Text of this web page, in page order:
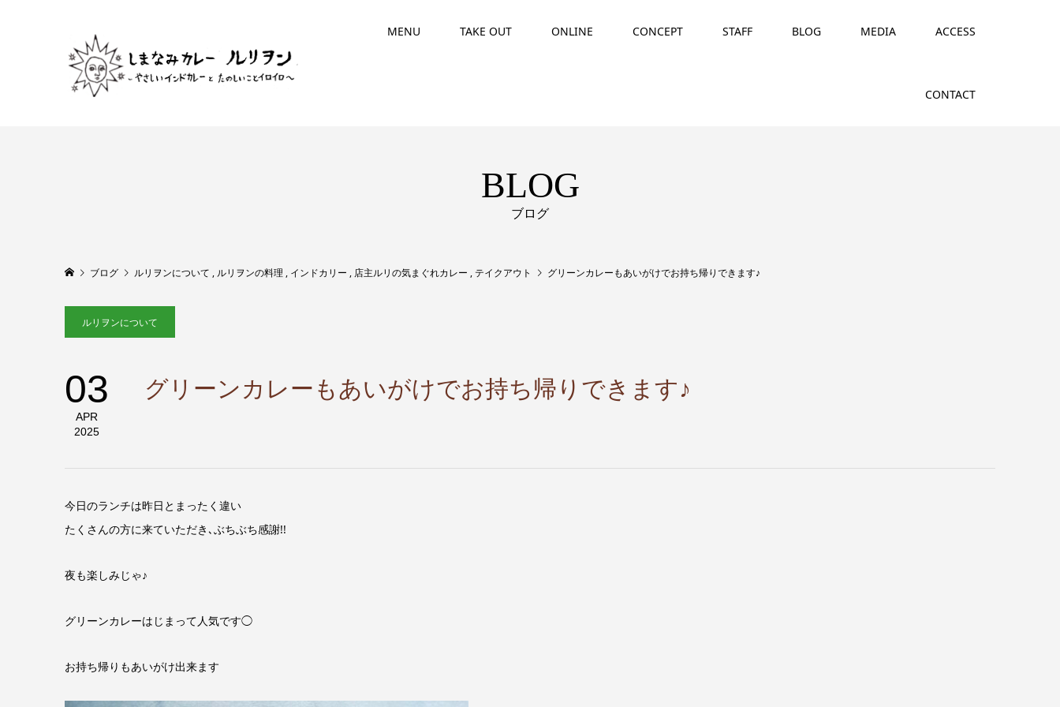
MENU TAKE OUT ONLINE CONCEPT STAFF BLOG MEDIA ACCESS
CONTACT
BLOG
ブログ
ブログ ルリヲンについて , ルリヲンの料理 , インドカリー , 店主ルリの気まぐれカレー , テイクアウト グリーンカレーもあいがけでお持ち帰りできます♪
ルリヲンについて
03
APR
2025
グリーンカレーもあいがけでお持ち帰りできます♪
今日のランチは昨日とまったく違い
たくさんの方に来ていただき､ぶちぶち感謝!!
夜も楽しみじゃ♪
グリーンカレーはじまって人気です◯
お持ち帰りもあいがけ出来ます